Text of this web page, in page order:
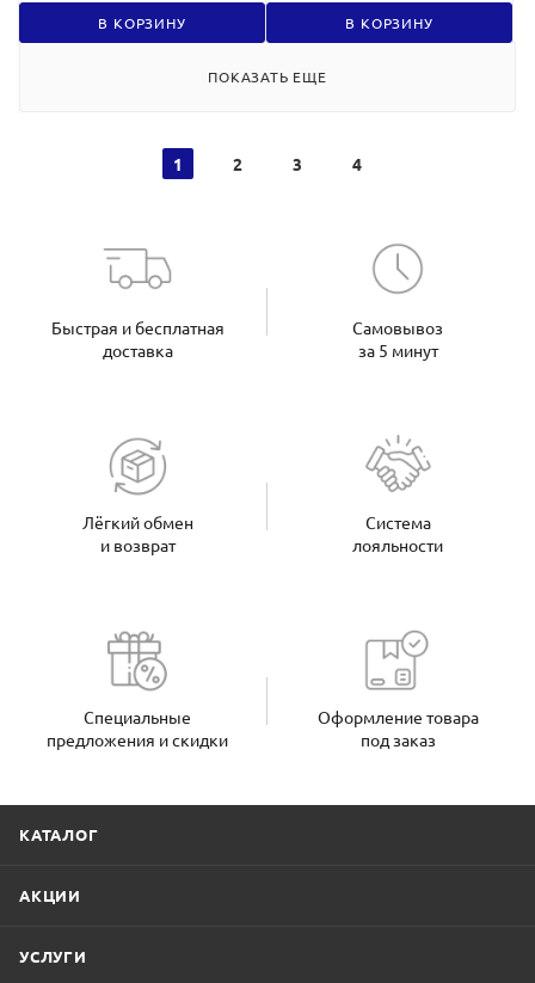
В КОРЗИНУ В КОРЗИНУ
ПОКАЗАТЬ ЕЩЕ
1 2 3 4
Быстрая и бесплатная
доставка
Самовывоз
за 5 минут
Лёгкий обмен
и возврат
Система
лояльности
Специальные
предложения и скидки
Оформление товара
под заказ
КАТАЛОГ
АКЦИИ
УСЛУГИ